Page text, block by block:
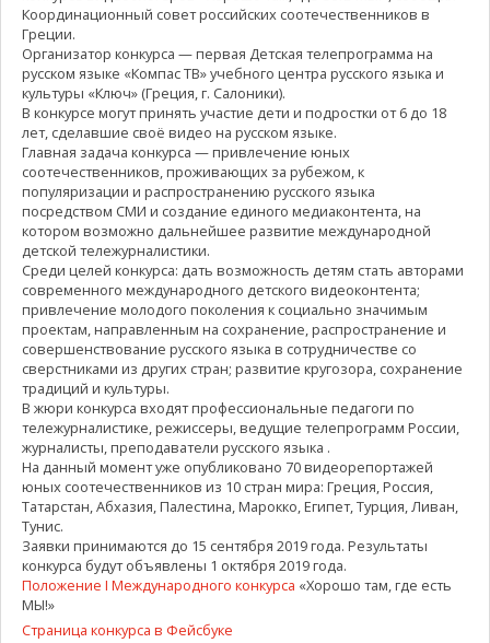
Координационный совет российских соотечественников в
Греции.
Организатор конкурса — первая Детская телепрограмма на
русском языке «Компас ТВ» учебного центра русского языка и
культуры «Ключ» (Греция, г. Салоники).
В конкурсе могут принять участие дети и подростки от 6 до 18
лет, сделавшие своё видео на русском языке.
Главная задача конкурса — привлечение юных
соотечественников, проживающих за рубежом, к
популяризации и распространению русского языка
посредством СМИ и создание единого медиаконтента, на
котором возможно дальнейшее развитие международной
детской тележурналистики.
Среди целей конкурса: дать возможность детям стать авторами
современного международного детского видеоконтента;
привлечение молодого поколения к социально значимым
проектам, направленным на сохранение, распространение и
совершенствование русского языка в сотрудничестве со
сверстниками из других стран; развитие кругозора, сохранение
традиций и культуры.
В жюри конкурса входят профессиональные педагоги по
тележурналистике, режиссеры, ведущие телепрограмм России,
журналисты, преподаватели русского языка .
На данный момент уже опубликовано 70 видеорепортажей
юных соотечественников из 10 стран мира: Греция, Россия,
Татарстан, Абхазия, Палестина, Марокко, Египет, Турция, Ливан,
Тунис.
Заявки принимаются до 15 сентября 2019 года. Результаты
конкурса будут объявлены 1 октября 2019 года.
Положение I Международного конкурса «Хорошо там, где есть
МЫ!»
Страница конкурса в Фейсбуке